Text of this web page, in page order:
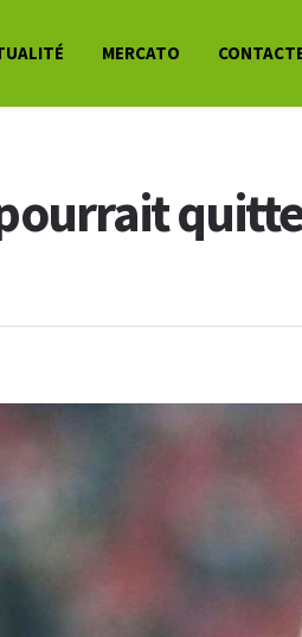
MERCATO